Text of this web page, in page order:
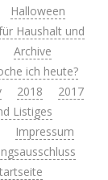
Halloween
Haushalt und
Archive
ich heute?
2018
2017
Listiges
Impressum